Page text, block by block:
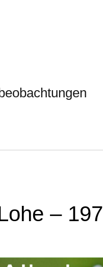
– 197